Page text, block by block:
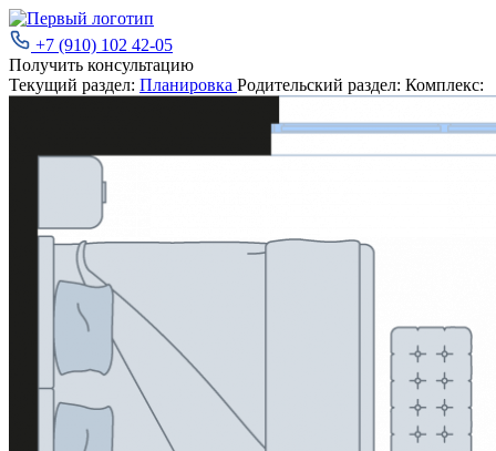
+7 (910) 102 42-05
Получить консультацию
Текущий раздел: Планировка Родительский раздел: Комплекс: